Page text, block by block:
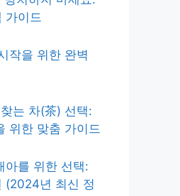
가이드
작을 위한 완벽
는 차(茶) 선택:
위한 맞춤 가이드
아를 위한 선택:
(2024년 최신 정